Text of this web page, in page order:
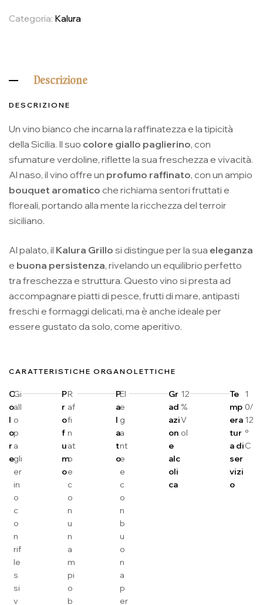
Categoria: Kalura
Descrizione
DESCRIZIONE
Un vino bianco che incarna la raffinatezza e la tipicità
della Sicilia. Il suo colore giallo paglierino, con
sfumature verdoline, riflette la sua freschezza e vivacità.
Al naso, il vino offre un profumo raffinato, con un ampio
bouquet aromatico che richiama sentori fruttati e
floreali, portando alla mente la ricchezza del terroir
siciliano.
Al palato, il Kalura Grillo si distingue per la sua eleganza
e buona persistenza, rivelando un equilibrio perfetto
tra freschezza e struttura. Questo vino si presta ad
accompagnare piatti di pesce, frutti di mare, antipasti
freschi e formaggi delicati, ma è anche ideale per
essere gustato da solo, come aperitivo.
CARATTERISTICHE ORGANOLETTICHE
C
o
l
o
r
e
Gi
all
o
p
a
gli
er
in
o
c
o
n
rif
le
s
si
v
P
r
o
f
u
m
o
R
af
fi
n
at
o
e
c
o
n
u
n
a
m
pi
o
b
P
a
l
a
t
o
El
e
g
a
nt
e
e
c
o
n
b
u
o
n
a
p
er
Gr
ad
azi
on
e
alc
oli
ca
12
%
V
ol
Te
mp
era
tur
a di
ser
vizi
o
1
0/
12
°
C